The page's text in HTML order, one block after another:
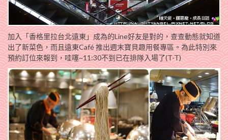
加入「香格里拉台北遠東」成為的Line好友是對的，查查動態就知道
出了新菜色，而且遠東Café‬ 推出週末寶貝趣用餐專區。為此特別來
預約訂位來報到，哇噻~11:30不到已在排隊入場了(T-T)